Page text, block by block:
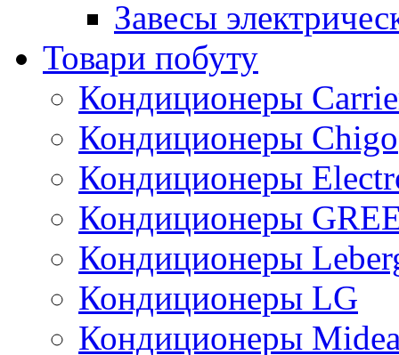
Завесы
Товари побуту
Кондиционеры
Кондиционеры Chigo
Кондиционеры
Кондиционеры
Кондиционеры
Кондиционеры LG
Кондиционеры